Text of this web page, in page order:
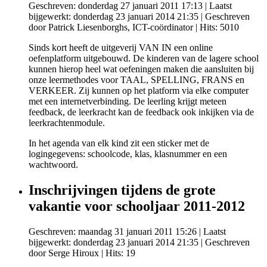
Geschreven: donderdag 27 januari 2011 17:13 | Laatst
bijgewerkt: donderdag 23 januari 2014 21:35 | Geschreven
door Patrick Liesenborghs, ICT-coördinator| Hits: 5010
Sinds kort heeft de uitgeverij VAN IN een online
oefenplatform uitgebouwd. De kinderen van de lagere school
kunnen hierop heel wat oefeningen maken die aansluiten bij
onze leermethodes voor TAAL, SPELLING, FRANS en
VERKEER. Zij kunnen op het platform via elke computer
met een internetverbinding. De leerling krijgt meteen
feedback, de leerkracht kan de feedback ook inkijken via de
leerkrachtenmodule.
In het agenda van elk kind zit een sticker met de
logingegevens: schoolcode, klas, klasnummer en een
wachtwoord.
Inschrijvingen tijdens de grote
vakantie voor schooljaar 2011-2012
Geschreven: maandag 31 januari 2011 15:26 | Laatst
bijgewerkt: donderdag 23 januari 2014 21:35 | Geschreven
door Serge Hiroux | Hits: 19